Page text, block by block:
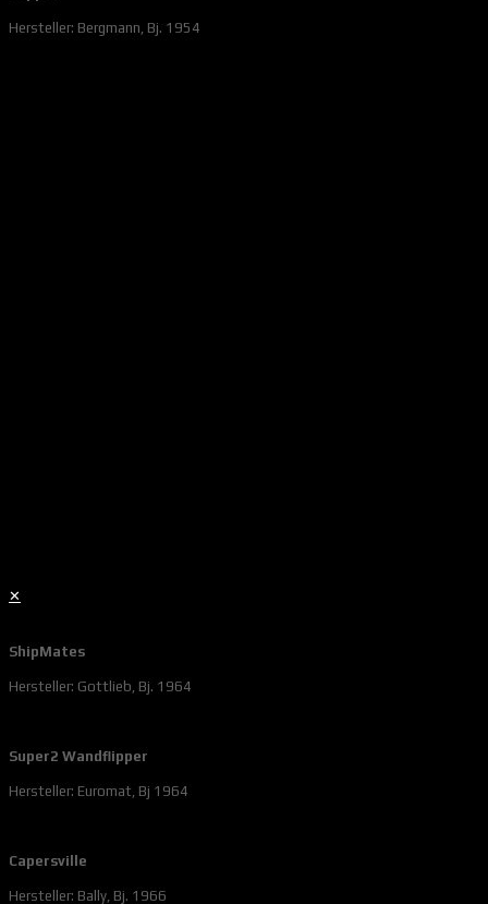
Hersteller: Bergmann, Bj. 1954
✕
ShipMates
Hersteller: Gottlieb, Bj. 1964
Super2 Wandflipper
Hersteller: Euromat, Bj 1964
Capersville
Hersteller: Bally, Bj. 1966